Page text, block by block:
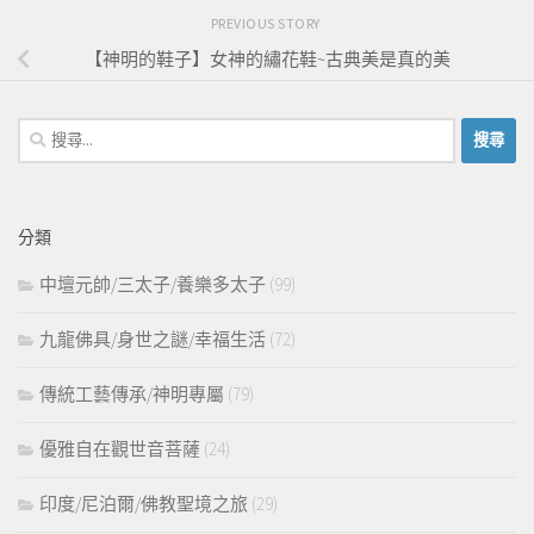
PREVIOUS STORY
【神明的鞋子】女神的繡花鞋~古典美是真的美
搜
尋
字:
分類
中壇元帥/三太子/養樂多太子 (99)
九龍佛具/身世之謎/幸福生活 (72)
傳統工藝傳承/神明專屬 (79)
優雅自在觀世音菩薩 (24)
印度/尼泊爾/佛教聖境之旅 (29)